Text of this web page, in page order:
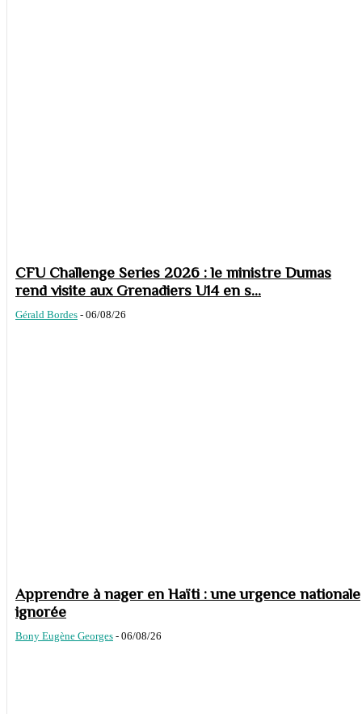
CFU Challenge Series 2026 : le ministre Dumas
rend visite aux Grenadiers U14 en s...
Gérald Bordes - 06/08/26
Apprendre à nager en Haïti : une urgence nationale
ignorée
Bony Eugène Georges - 06/08/26